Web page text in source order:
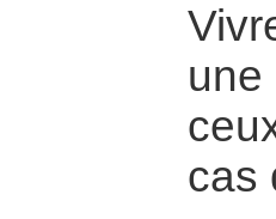
cas